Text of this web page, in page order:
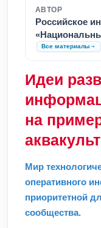
АВТОР
Российское
Все материалы
Идеи
на
Мир
оперативного
приоритетной
сообщества.